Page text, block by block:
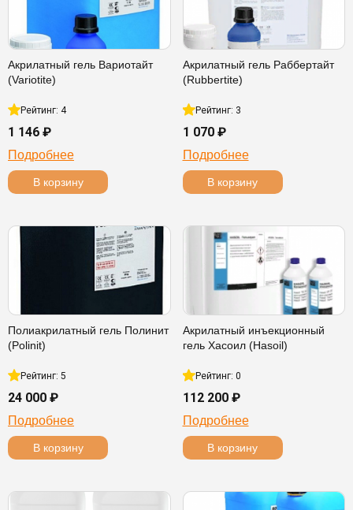
Акрилатный гель Вариотайт
(Variotite)
Рейтинг: 4
1 146 ₽
Подробнее
В корзину
Акрилатный гель Раббертайт
(Rubbertite)
Рейтинг: 3
1 070 ₽
Подробнее
В корзину
Полиакрилатный гель Полинит
(Polinit)
Рейтинг: 5
24 000 ₽
Подробнее
В корзину
Акрилатный инъекционный
гель Хасоил (Hasoil)
Рейтинг: 0
112 200 ₽
Подробнее
В корзину